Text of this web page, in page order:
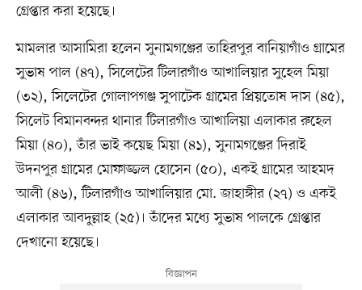
গ্রেপ্তার করা হয়েছে।
মামলার আসামিরা হলেন সুনামগঞ্জের তাহিরপুর বানিয়াগাঁও গ্রামের
সুভাষ পাল (৪৭), সিলেটের টিলারগাঁও আখালিয়ার সুহেল মিয়া
(৩২), সিলেটের গোলাপগঞ্জ সুপাটেক গ্রামের প্রিয়তোষ দাস (৪৫),
সিলেট বিমানবন্দর থানার টিলারগাঁও আখালিয়া এলাকার রুহেল
মিয়া (৪০), তাঁর ভাই কয়েছ মিয়া (৪১), সুনামগঞ্জের দিরাই
উদনপুর গ্রামের মোফাজ্জল হোসেন (৫০), একই গ্রামের আহমদ
আলী (৪৬), টিলারগাঁও আখালিয়ার মো. জাহাঙ্গীর (২৭) ও একই
এলাকার আবদুল্লাহ (২৫)। তাঁদের মধ্যে সুভাষ পালকে গ্রেপ্তার
দেখানো হয়েছে।